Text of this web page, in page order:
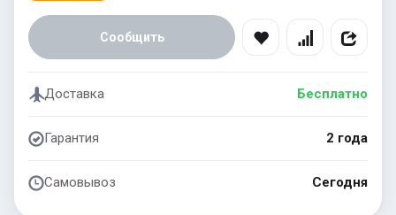
Сообщить
Доставка Бесплатно
Гарантия 2 года
Самовывоз Сегодня